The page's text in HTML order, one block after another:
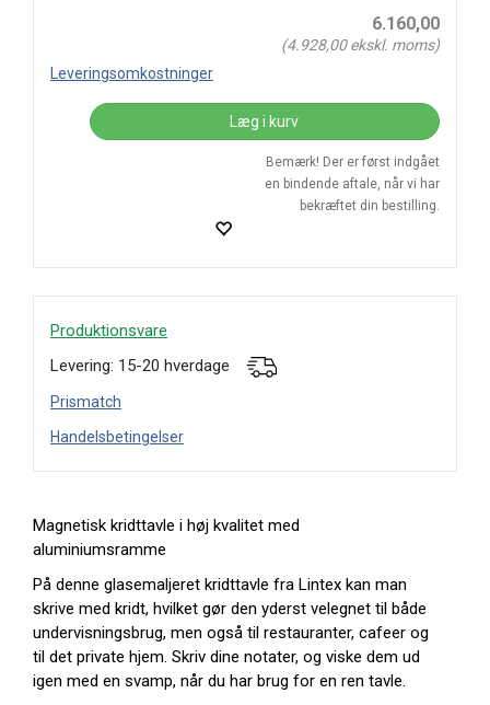
6.160,00
(4.928,00ekskl. moms)
Leveringsomkostninger
Læg i kurv
Bemærk! Der er først indgået
en bindende aftale, når vi har
bekræftet din bestilling.
Produktionsvare
Levering: 15-20 hverdage
Prismatch
Handelsbetingelser
Magnetisk kridttavle i høj kvalitet med
aluminiumsramme
På denne glasemaljeret kridttavle fra Lintex kan man
skrive med kridt, hvilket gør den yderst velegnet til både
undervisningsbrug, men også til restauranter, cafeer og
til det private hjem. Skriv dine notater, og viske dem ud
igen med en svamp, når du har brug for en ren tavle.